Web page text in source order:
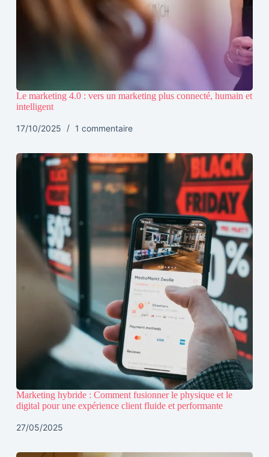
Le marketing 4.0 : vers un marketing plus connecté, humain et
intelligent
17/10/2025 1 commentaire
Marketing hybride : Comment fusionner le physique et le
digital pour une expérience client fluide et performante
27/05/2025